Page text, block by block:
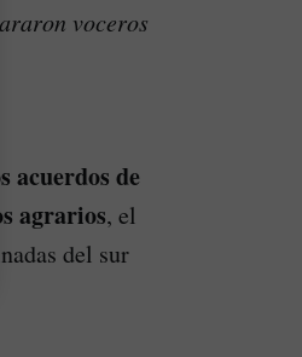
voceros
acuerdos de
agrarios, el
del sur